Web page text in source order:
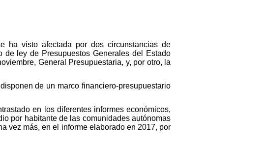
ha visto afectada por dos circunstancias de
ley de Presupuestos Generales del Estado
General Presupuestaria, y, por otro, la
de un marco financiero-presupuestario
en los diferentes informes económicos,
por habitante de las comunidades autónomas
vez más, en el informe elaborado en 2017, por